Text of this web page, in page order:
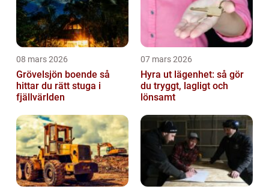
08 mars 2026
Grövelsjön boende så
hittar du rätt stuga i
fjällvärlden
07 mars 2026
Hyra ut lägenhet: så gör
du tryggt, lagligt och
lönsamt